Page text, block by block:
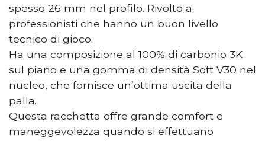
spesso 26 mm nel profilo. Rivolto a
professionisti che hanno un buon livello
tecnico di gioco.
Ha una composizione al 100% di carbonio 3K
sul piano e una gomma di densità Soft V30 nel
nucleo, che fornisce un’ottima uscita della
palla.
Questa racchetta offre grande comfort e
maneggevolezza quando si effettuano